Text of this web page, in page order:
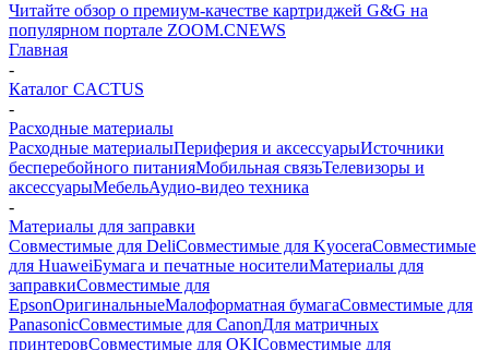
Читайте обзор о премиум-качестве картриджей G&G на
популярном портале ZOOM.CNEWS
Главная
-
Каталог CACTUS
-
Расходные материалы
Расходные материалыПериферия и аксессуарыИсточники
бесперебойного питанияМобильная связьТелевизоры и
аксессуарыМебельАудио-видео техника
-
Материалы для заправки
Совместимые для DeliСовместимые для KyoceraСовместимые
для HuaweiБумага и печатные носителиМатериалы для
заправкиСовместимые для
EpsonОригинальныеМалоформатная бумагаСовместимые для
PanasonicСовместимые для CanonДля матричных
принтеровСовместимые для OKIСовместимые для